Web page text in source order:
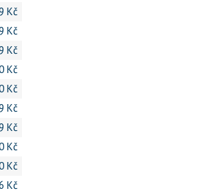
Kč
Kč
Kč
Kč
Kč
Kč
Kč
Kč
Kč
Kč